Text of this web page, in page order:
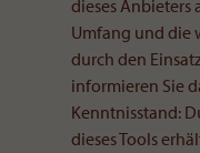
dieses Anbieters
Umfang und die
durch den
informieren Sie
Kenntnisstand:
dieses Tools